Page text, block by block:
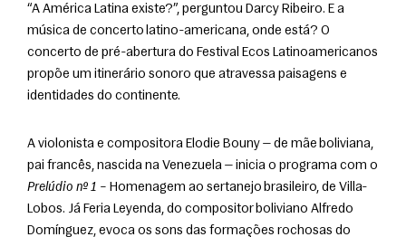
“A América Latina existe?”, perguntou Darcy Ribeiro. E a
música de concerto latino-americana, onde está? O
concerto de pré-abertura do Festival Ecos Latinoamericanos
propõe um itinerário sonoro que atravessa paisagens e
identidades do continente.
A violonista e compositora Elodie Bouny — de mãe boliviana,
Prelúdio nº 1 – Homenagem ao sertanejo brasileiro, de Villa-
Lobos. Já Feria Leyenda, do compositor boliviano Alfredo
Domínguez, evoca os sons das formações rochosas do